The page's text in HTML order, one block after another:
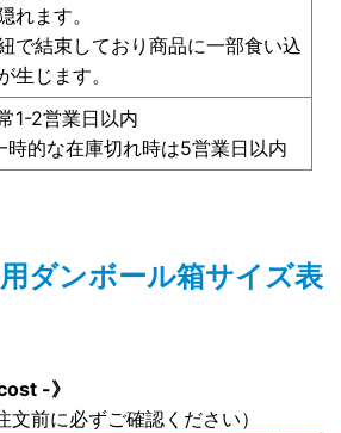
れます。
紐で結束しており商品に一部食い込
生じます。
1-2営業日以内
時的な在庫切れ時は5営業日以内
ダンボール箱サイズ表
-》
文前に必ずご確認ください）